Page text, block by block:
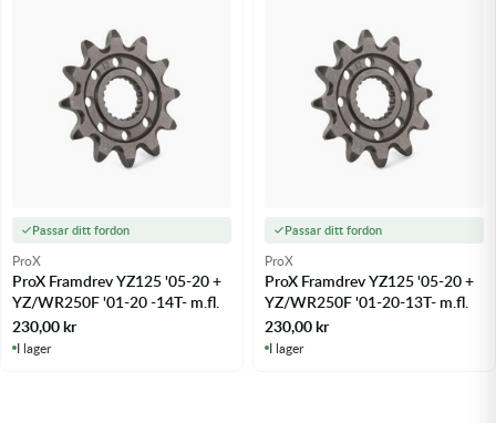
Passar ditt fordon
ProX
ProX Framdrev YZ125 '05-20 +
YZ/WR250F '01-20 -14T- m.fl.
230,00kr
I lager
Passar ditt fordon
ProX
ProX Framdrev YZ125 '05-20 +
YZ/WR250F '01-20-13T- m.fl.
230,00kr
I lager